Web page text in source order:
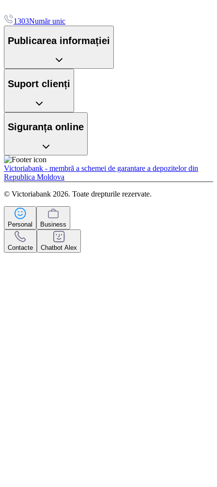
1303Număr unic
Publicarea informației
Suport clienți
Siguranța online
Victoriabank - membră a schemei de garantare a depozitelor din
Republica Moldova
© Victoriabank 2026. Toate drepturile rezervate.
Personal Business
Contacte Chatbot Alex